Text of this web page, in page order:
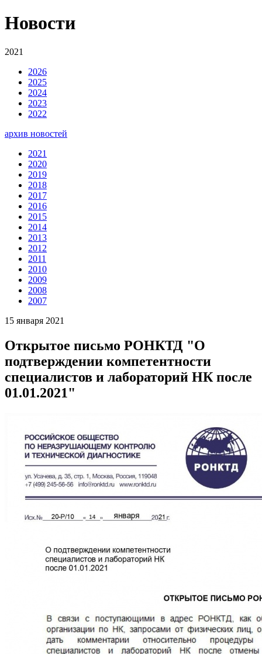
Новости
2021
2026
2025
2024
2023
2022
архив новостей
2021
2020
2019
2018
2017
2016
2015
2014
2013
2012
2011
2010
2009
2008
2007
15 января 2021
Открытое письмо РОНКТД "О
подтверждении компетентности
специалистов и лабораторий НК после
01.01.2021"